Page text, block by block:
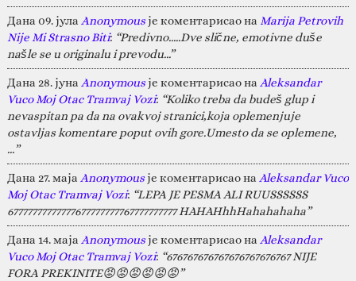
Дана 09. јула Anonymousје коментарисао на Marija Petrovih
Nije Mi Strasno Biti: “Predivno.....Dve slične, emotivne duše
našle se u originalu i prevodu...”
Дана 28. јуна Anonymousје коментарисао на Aleksandar
Vuco Moj Otac Tramvaj Vozi: “Koliko treba da budeš glup i
nevaspitan pa da na ovakvoj stranici,koja oplemenjuje
ostavljas komentare poput ovih gore.Umesto da se oplemene,
…”
Дана 27. маја Anonymousје коментарисао на Aleksandar Vuco
Moj Otac Tramvaj Vozi: “LEPA JE PESMA ALI RUUSSSSSS
67777777777777677777777767777777777 HAHAHhhHahahahaha”
Дана 14. маја Anonymousје коментарисао на Aleksandar
Vuco Moj Otac Tramvaj Vozi: “676767676767676767676767 NIJE
FORA PREKINITE😡😡😡😡😡😡”